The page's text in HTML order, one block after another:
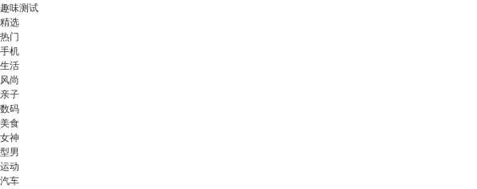
趣味测试
精选
热门
手机
生活
风尚
亲子
数码
美食
女神
型男
运动
汽车